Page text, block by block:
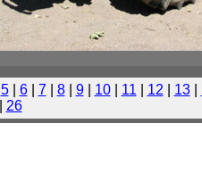
5| 6| 7 8| 9| 10| 11 12 13|
26